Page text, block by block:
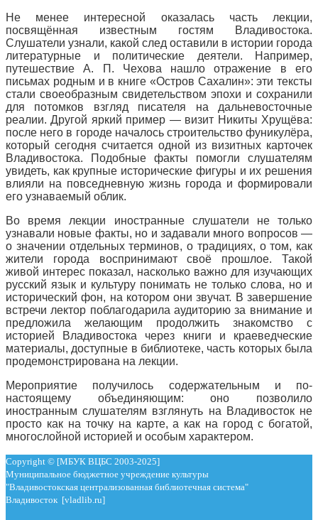
Не менее интересной оказалась часть лекции,
посвящённая известным гостям Владивостока.
Слушатели узнали, какой след оставили в истории города
литературные и политические деятели. Например,
путешествие А. П. Чехова нашло отражение в его
письмах родным и в книге «Остров Сахалин»: эти тексты
стали своеобразным свидетельством эпохи и сохранили
для потомков взгляд писателя на дальневосточные
реалии. Другой яркий пример — визит Никиты Хрущёва:
после него в городе началось строительство фуникулёра,
который сегодня считается одной из визитных карточек
Владивостока. Подобные факты помогли слушателям
увидеть, как крупные исторические фигуры и их решения
влияли на повседневную жизнь города и формировали
его узнаваемый облик.
Во время лекции иностранные слушатели не только
узнавали новые факты, но и задавали много вопросов —
о значении отдельных терминов, о традициях, о том, как
жители города воспринимают своё прошлое. Такой
живой интерес показал, насколько важно для изучающих
русский язык и культуру понимать не только слова, но и
исторический фон, на котором они звучат. В завершение
встречи лектор поблагодарила аудиторию за внимание и
предложила желающим продолжить знакомство с
историей Владивостока через книги и краеведческие
материалы, доступные в библиотеке, часть которых была
продемонстрирована на лекции.
Мероприятие получилось содержательным и по-
настоящему объединяющим: оно позволило
иностранным слушателям взглянуть на Владивосток не
просто как на точку на карте, а как на город с богатой,
многослойной историей и особым характером.
Copyright © [МБУК ВЦБС 2003-2025]
Муниципальное бюджетное учреждение культуры
"Владивостокская централизованная библиотечная система"
Владивосток [vladlib.ru]